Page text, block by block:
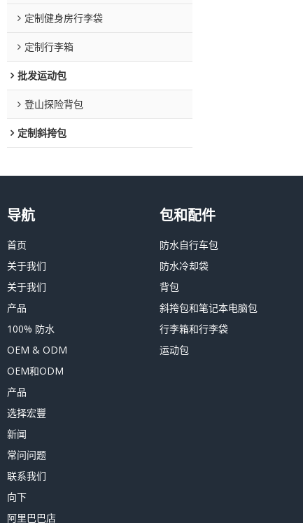
定制健身房行李袋
定制行李箱
批发运动包
登山探险背包
定制斜挎包
导航
首页
关于我们
关于我们
产品
100% 防水
OEM & ODM
OEM和ODM
产品
选择宏豐
新闻
常问问题
联系我们
向下
阿里巴巴店
包和配件
防水自行车包
防水冷却袋
背包
斜挎包和笔记本电脑包
行李箱和行李袋
运动包